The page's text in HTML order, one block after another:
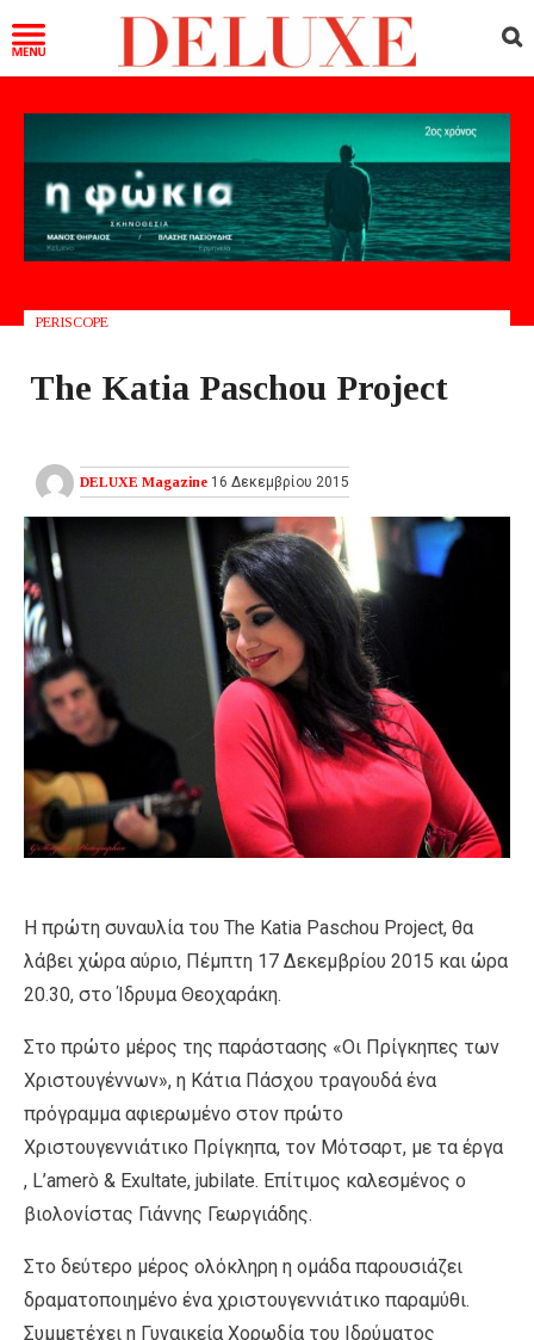
PERISCOPE
The Katia Paschou Project
DELUXE Magazine 16 Δεκεμβρίου 2015
Η πρώτη συναυλία του The Katia Paschou Project, θα
λάβει χώρα αύριο, Πέμπτη 17 Δεκεμβρίου 2015 και ώρα
20.30, στο Ίδρυμα Θεοχαράκη.
Στο πρώτο μέρος της παράστασης «Οι Πρίγκηπες των
Χριστουγέννων», η Κάτια Πάσχου τραγουδά ένα
πρόγραμμα αφιερωμένο στον πρώτο
Χριστουγεννιάτικο Πρίγκηπα, τον Μότσαρτ, με τα έργα
, L’amerò & Exultate, jubilate. Επίτιμος καλεσμένος ο
βιολονίστας Γιάννης Γεωργιάδης.
Στο δεύτερο μέρος ολόκληρη η ομάδα παρουσιάζει
δραματοποιημένο ένα χριστουγεννιάτικο παραμύθι.
Συμμετέχει η Γυναικεία Χορωδία του Ιδρύματος